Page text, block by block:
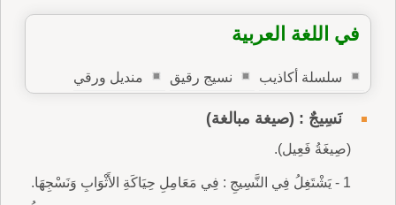
في اللغة العربية
سلسلة أكاذيب نسيج رقيق منديل ورقي
نَسِيجٌ : (صيغة مبالغة)
(صِيغَةُ فَعِيل).
1 - يَشْتَغِلُ فِي النَّسِيجِ : فِي مَعَامِلِ حِيَاكَةِ الأَثْوَابِ وَنَسْجِهَا.